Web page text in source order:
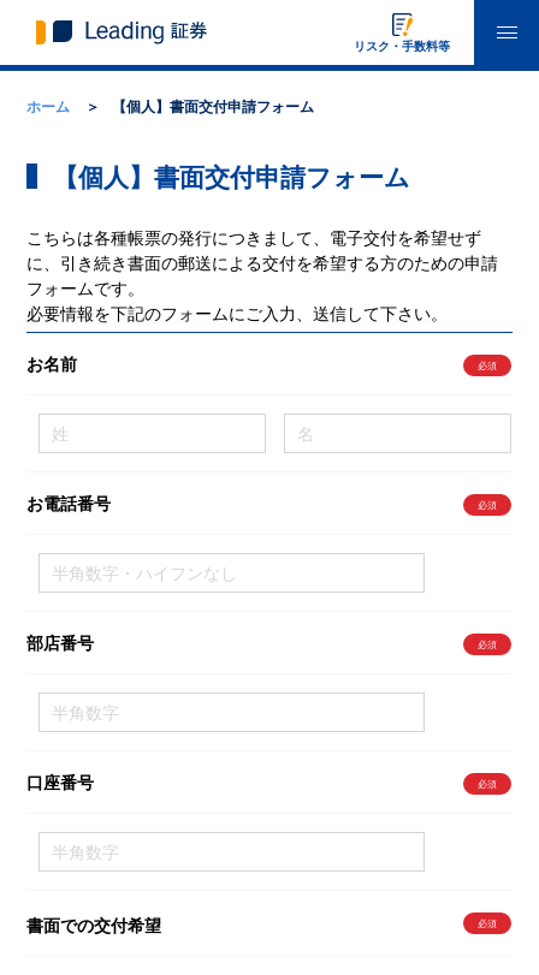
リスク・手数料等
ホーム 【個人】書面交付申請フォーム
【個人】書面交付申請フォーム
こちらは各種帳票の発行につきまして、電子交付を希望せず
に、引き続き書面の郵送による交付を希望する方のための申請
フォームです。
必要情報を下記のフォームにご入力、送信して下さい。
お名前
お電話番号
部店番号
口座番号
書面での交付希望